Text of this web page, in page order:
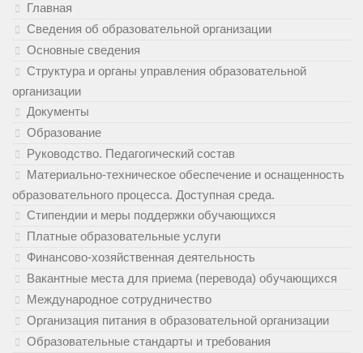
Главная
Сведения об образовательной организации
Основные сведения
Структура и органы управления образовательной
организации
Документы
Образование
Руководство. Педагогический состав
Материально-техническое обеспечение и оснащенность
образовательного процесса. Доступная среда.
Стипендии и меры поддержки обучающихся
Платные образовательные услуги
Финансово-хозяйственная деятельность
Вакантные места для приема (перевода) обучающихся
Международное сотрудничество
Организация питания в образовательной организации
Образовательные стандарты и требования